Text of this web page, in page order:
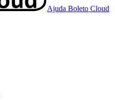
Ajuda Boleto Cloud